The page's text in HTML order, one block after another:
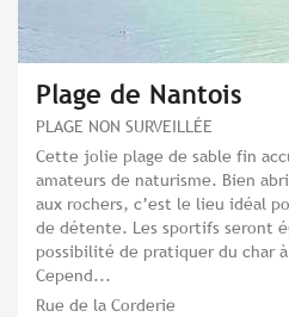
Plage de Nantois
PLAGE NON SURVEILLÉE
Cette jolie plage de sable fin
amateurs de naturisme. Bien
aux rochers, c’est le lieu idéal
de détente. Les sportifs seront
possibilité de pratiquer du char
Cepend...
Rue de la Corderie